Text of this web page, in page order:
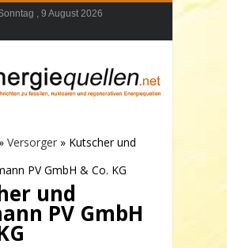
, 9 August 2026
» Versorger » Kutscher und
PV GmbH & Co. KG
und
PV GmbH